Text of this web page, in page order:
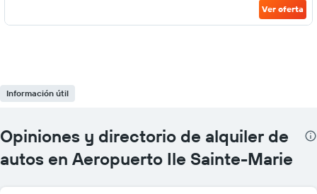
Ver oferta
Información útil
Opiniones y directorio de alquiler de
autos en Aeropuerto Ile Sainte-Marie